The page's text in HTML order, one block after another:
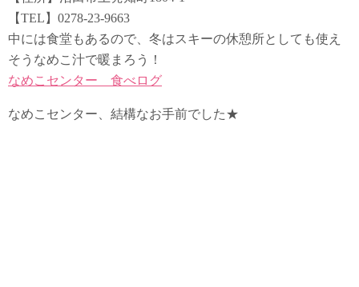
【TEL】0278-23-9663
中には食堂もあるので、冬はスキーの休憩所としても使え
そうなめこ汁で暖まろう！
なめこセンター 食べログ
なめこセンター、結構なお手前でした★